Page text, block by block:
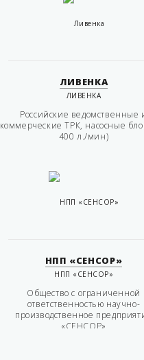
ЛИВЕНКА
ЛИВЕНКА
Российские ведомственные
коммерческие ТРК, насосные
400 л./мин)
НПП «СЕНСОР»
НПП «СЕНСОР»
Общество с ограниченной
ответственностью научно-
производственное
«СЕНСОР»